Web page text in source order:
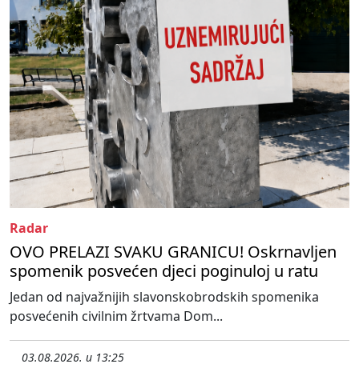
Radar
OVO PRELAZI SVAKU GRANICU! Oskrnavljen
spomenik posvećen djeci poginuloj u ratu
Jedan od najvažnijih slavonskobrodskih spomenika
posvećenih civilnim žrtvama Dom...
03.08.2026. u 13:25